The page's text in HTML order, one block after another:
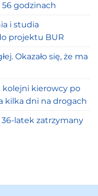
godzinach
i studia
projektu BUR
Okazało się, że ma
kolejni kierowcy po
kilka dni na drogach
latek zatrzymany